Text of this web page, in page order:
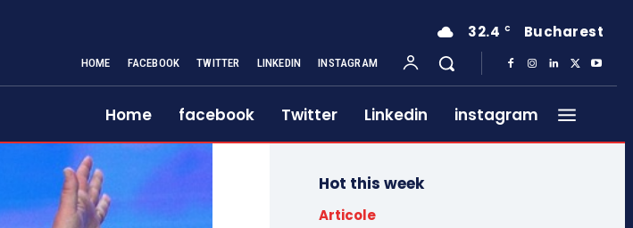
32.4 C Bucharest
HOME FACEBOOK TWITTER LINKEDIN INSTAGRAM
Home facebook Twitter Linkedin instagram
Hot this week
Articole